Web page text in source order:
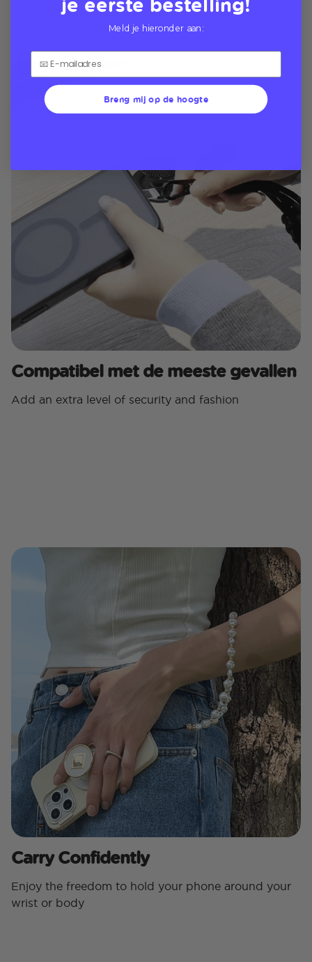
Compatibel met de meeste gevallen
Add an extra level of security and fashion
Carry Confidently
Enjoy the freedom to hold your phone around your
wrist or body
Meld je hieronder aan:
Breng mij op de hoogte